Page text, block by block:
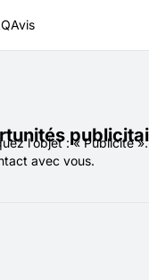
Avis
l’objet : « Publicité
avec vous.